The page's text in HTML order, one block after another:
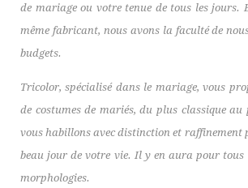
de mariage ou votre tenue de tous les jours.
même fabricant, nous avons la faculté de
budgets.
Tricolor, spécialisé dans le mariage, vous
de costumes de mariés, du plus classique au
vous habillons avec distinction et raffinement
beau jour de votre vie. Il y en aura pour tous
morphologies.